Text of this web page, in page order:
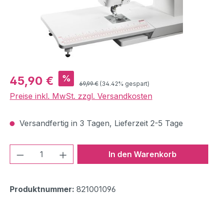
Verkaufspreis:
45,90 € % Regulärer Preis:
69,99 € (34.42% gespart)
Preise inkl. MwSt. zzgl. Versandkosten
Versandfertig in 3 Tagen, Lieferzeit 2-5 Tage
Produkt Anzahl: Gib denIn den Warenkorb
Produktnummer: 821001096